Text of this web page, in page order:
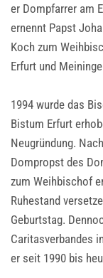
er Dompfarrer am
ernennt Papst
Koch zum
Erfurt und
1994 wurde das
Bistum Erfurt
Neugründung.
Dompropst des
zum Weihbischof
Ruhestand
Geburtstag.
Caritasverbandes
er seit 1990 bis